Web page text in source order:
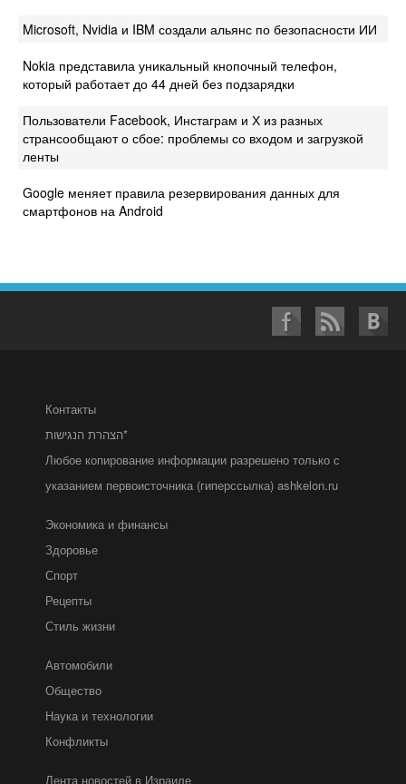
Microsoft, Nvidia и IBM создали альянс по безопасности ИИ
Nokia представила уникальный кнопочный телефон,
который работает до 44 дней без подзарядки
Пользователи Facebook, Инстаграм и Х из разных
странсообщают о сбое: проблемы со входом и загрузкой
ленты
Google меняет правила резервирования данных для
смартфонов на Android
Контакты
הצהרת הנגישות*
Любое копирование информации разрешено только с
указанием первоисточника (гиперссылка) ashkelon.ru
Экономика и финансы
Здоровье
Спорт
Рецепты
Стиль жизни
Автомобили
Общество
Наука и технологии
Конфликты
Лента новостей в Израиле